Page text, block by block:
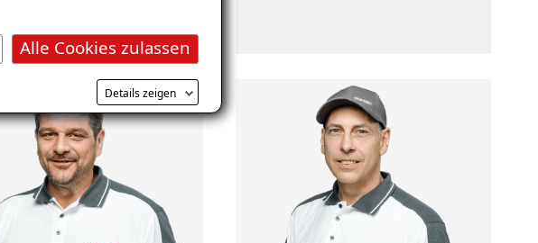
Alle Cookies zulassen
Details zeigen